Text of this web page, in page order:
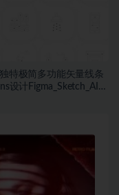
特极简多功能矢量线条
设计Figma_Sketch_AI格